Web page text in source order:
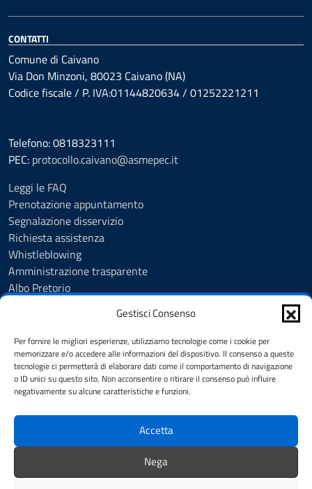
Gestisci Consenso
Per fornire le migliori esperienze, utilizziamo tecnologie come i cookie per
memorizzare e/o accedere alle informazioni del dispositivo. Il consenso a queste
tecnologie ci permetterà di elaborare dati come il comportamento di navigazione
o ID unici su questo sito. Non acconsentire o ritirare il consenso può influire
negativamente su alcune caratteristiche e funzioni.
Accetta
Nega
CONTATTI
Comune di Caivano
Via Don Minzoni, 80023 Caivano (NA)
Codice fiscale / P. IVA:01144820634 / 01252221211
Telefono: 0818323111
PEC: protocollo.caivano@asmepec.it
Leggi le FAQ
Prenotazione appuntamento
Segnalazione disservizio
Richiesta assistenza
Whistleblowing
Amministrazione trasparente
Albo Pretorio
Cookie Policy
Informativa privacy videosorveglianza urbana targhe
Feedback
Dichiarazione di accessibilità
SEGUICI SU
Telegram Instagram Facebook